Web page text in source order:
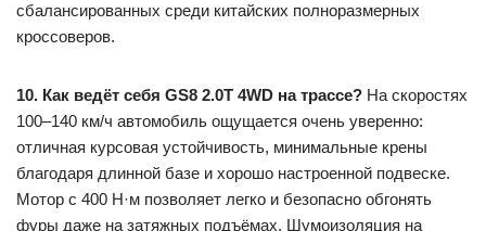
сбалансированных среди китайских полноразмерных
кроссоверов.
10. Как ведёт себя GS8 2.0T 4WD на трассе? На скоростях
100–140 км/ч автомобиль ощущается очень уверенно:
отличная курсовая устойчивость, минимальные крены
благодаря длинной базе и хорошо настроенной подвеске.
Мотор с 400 Н·м позволяет легко и безопасно обгонять
фуры даже на затяжных подъёмах. Шумоизоляция на